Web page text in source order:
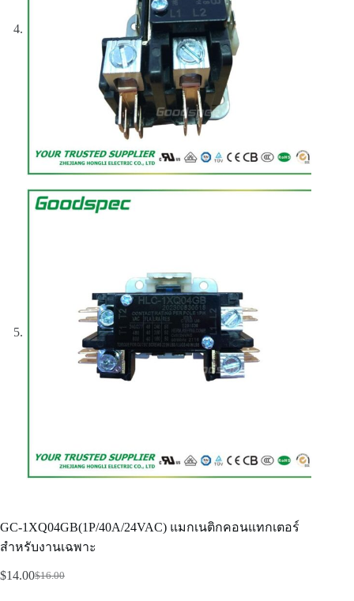
GC-1XQ04GB(1P/40A/24VAC) แมกเนติกคอนแทกเตอร์
สำหรับงานเฉพาะ
$16.00
$14.00